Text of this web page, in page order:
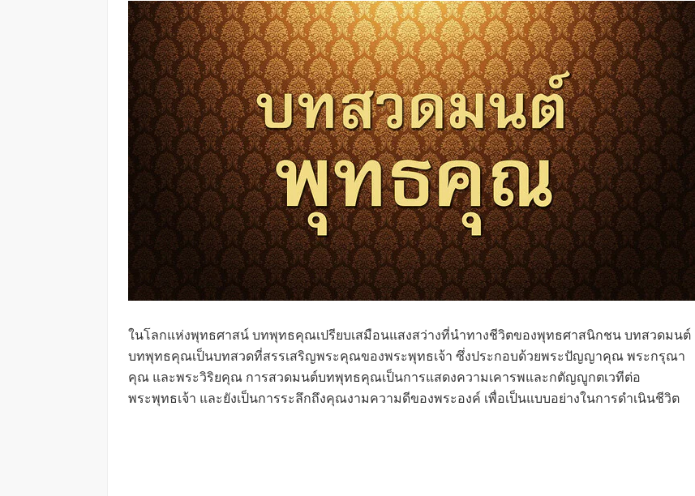
ในโลกแห่งพุทธศาสน์ บทพุทธคุณเปรียบเสมือนแสงสว่างที่นำทางชีวิตของพุทธศาสนิกชน บทสวดมนต์
บทพุทธคุณเป็นบทสวดที่สรรเสริญพระคุณของพระพุทธเจ้า ซึ่งประกอบด้วยพระปัญญาคุณ พระกรุณา
คุณ และพระวิริยคุณ การสวดมนต์บทพุทธคุณเป็นการแสดงความเคารพและกตัญญูกตเวทีต่อ
พระพุทธเจ้า และยังเป็นการระลึกถึงคุณงามความดีของพระองค์ เพื่อเป็นแบบอย่างในการดำเนินชีวิต